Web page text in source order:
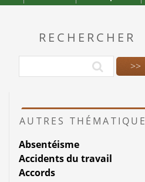
RECHERCHER
AUTRES
Absentéisme
Accidents du travail
Accords